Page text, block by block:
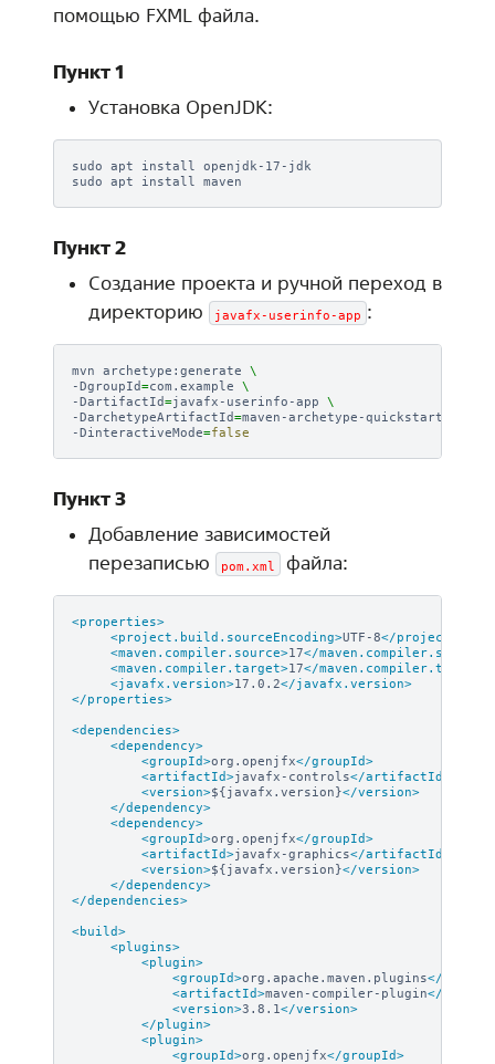
помощью FXML файла.
Пункт 1
Установка OpenJDK:
sudo apt install openjdk-17-jdk
sudo apt install
Пункт 2
Создание проекта и ручной переход в
директорию
javafx-userinfo-app :
mvn archetype:generate \
-DgroupId=com.example \
-DartifactId=javafx-userinfo-app \
-DarchetypeArtifactId=maven-archetype-quickstart
-DinteractiveMode=false
Пункт 3
Добавление зависимостей
перезаписью
pom.xml файла:
<properties>
<project.build.sourceEncoding>UTF-8</
<maven.compiler.source>17</maven.compiler.source>
<maven.compiler.target>17</maven.compiler.target>
<javafx.version>17.0.2</javafx.version>
</properties>
<dependencies>
<dependency>
<groupId>org.openjfx</groupId>
<artifactId>javafx-controls</artifactId>
<version>${javafx.version}</version>
</dependency>
<dependency>
<groupId>org.openjfx</groupId>
<artifactId>javafx-graphics</artifactId>
<version>${javafx.version}</version>
</dependency>
</dependencies>
<build>
<plugins>
<plugin>
<groupId>org.apache.maven.plugins</
<artifactId>maven-compiler-plugin</
<version>3.8.1</version>
</plugin>
<plugin>
<groupId>org.openjfx</groupId>